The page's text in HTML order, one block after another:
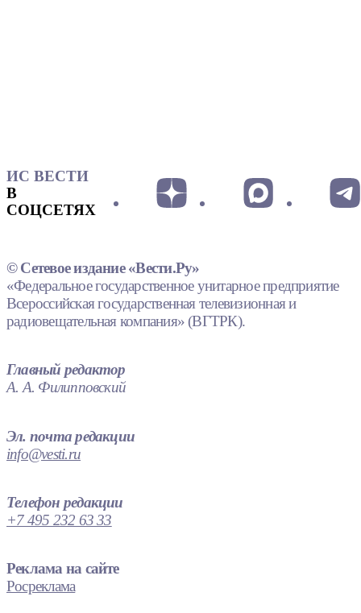
ИС ВЕСТИ
В
СОЦСЕТЯХ
© Сетевое издание «Вести.Ру»
«Федеральное государственное унитарное предприятие
Всероссийская государственная телевизионная и
радиовещательная компания» (ВГТРК).
Главный редактор
А. А. Филипповский
Эл. почта редакции
info@vesti.ru
Телефон редакции
+7 495 232 63 33
Реклама на сайте
Росреклама